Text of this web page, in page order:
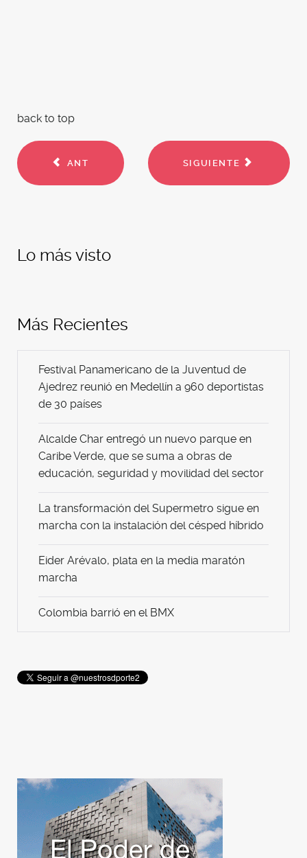
back to top
ANT SIGUIENTE
Lo más visto
Más Recientes
Festival Panamericano de la Juventud de
Ajedrez reunió en Medellín a 960 deportistas
de 30 países
Alcalde Char entregó un nuevo parque en
Caribe Verde, que se suma a obras de
educación, seguridad y movilidad del sector
La transformación del Supermetro sigue en
marcha con la instalación del césped híbrido
Eider Arévalo, plata en la media maratón
marcha
Colombia barrió en el BMX